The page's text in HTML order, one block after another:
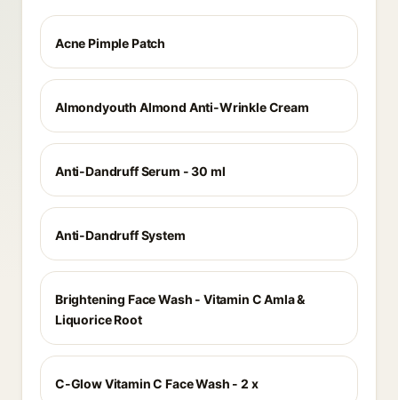
Acne Pimple Patch
Almondyouth Almond Anti-Wrinkle Cream
Anti-Dandruff Serum - 30 ml
Anti-Dandruff System
Brightening Face Wash - Vitamin C Amla &
Liquorice Root
C-Glow Vitamin C Face Wash - 2 x